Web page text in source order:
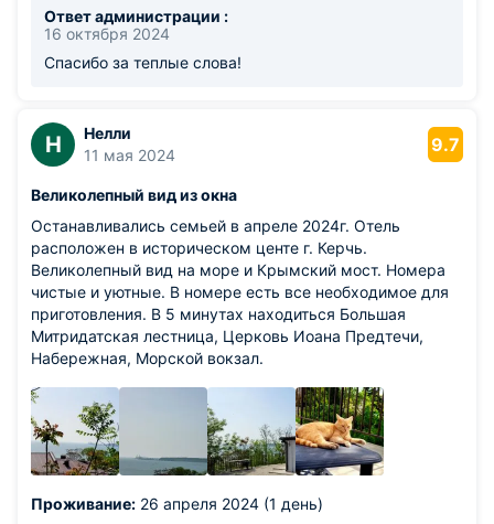
Ответ администрации :
16 октября 2024
Спасибо за теплые слова!
Н
Нелли
11 мая 2024
9.7
Великолепный вид из окна
Останавливались семьей в апреле 2024г. Отель
расположен в историческом центе г. Керчь.
Великолепный вид на море и Крымский мост. Номера
чистые и уютные. В номере есть все необходимое для
приготовления. В 5 минутах находиться Большая
Митридатская лестница, Церковь Иоана Предтечи,
Набережная, Морской вокзал.
Проживание: 26 апреля 2024 (1 день)